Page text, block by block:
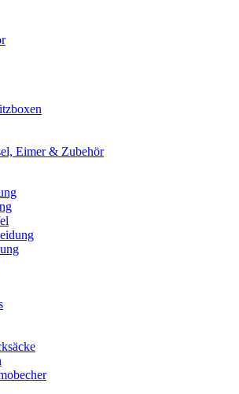
Eimer & Zubehör